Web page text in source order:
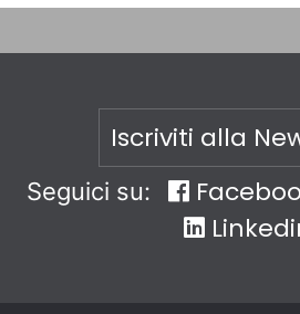
Iscriviti alla
Seguici su: